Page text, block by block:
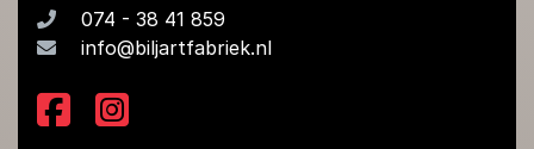
074 - 38 41 859
info@biljartfabriek.nl